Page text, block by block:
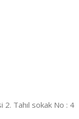
2. Tahıl sokak No : 4